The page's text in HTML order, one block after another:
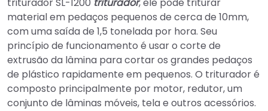
triturador SL-1200 triturador, ele pode triturar
material em pedaços pequenos de cerca de 10mm,
com uma saída de 1,5 tonelada por hora. Seu
princípio de funcionamento é usar o corte de
extrusão da lâmina para cortar os grandes pedaços
de plástico rapidamente em pequenos. O triturador é
composto principalmente por motor, redutor, um
conjunto de lâminas móveis, tela e outros acessórios.